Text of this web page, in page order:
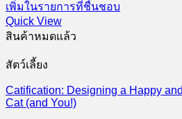
เพิ่มในรายการที่ชื่นชอบ
Quick View
สินค้าหมดแล้ว
สัตว์เลี้ยง
Catification: Designing a Happy
Cat (and You!)